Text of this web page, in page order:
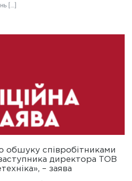
[…]
обшуку співробітниками
директора ТОВ
– заява